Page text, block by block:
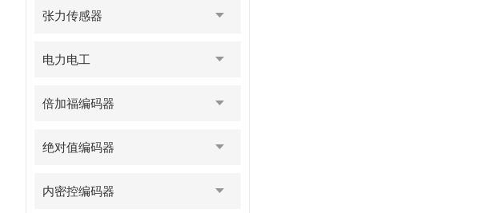
张力传感器
电力电工
倍加福编码器
绝对值编码器
内密控编码器